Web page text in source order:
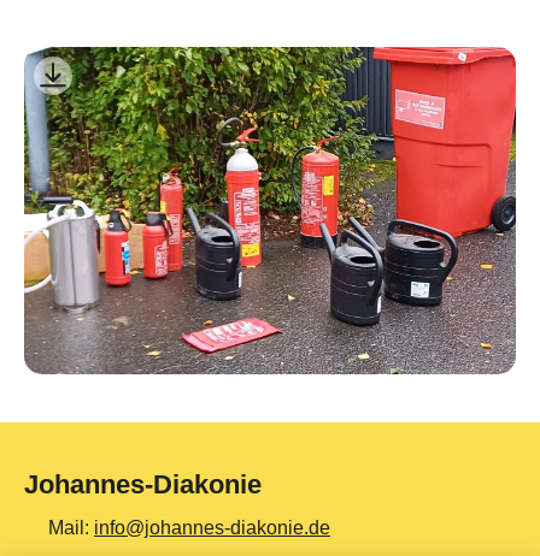
Johannes-Diakonie
Mail: info@johannes-diakonie.de